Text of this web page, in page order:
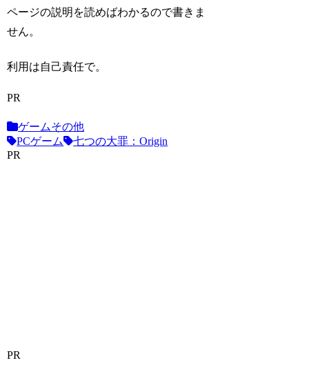
ページの説明を読めばわかるので書きま
せん。
利用は自己責任で。
PR
ゲームその他
PCゲーム
七つの大罪：Origin
PR
PR